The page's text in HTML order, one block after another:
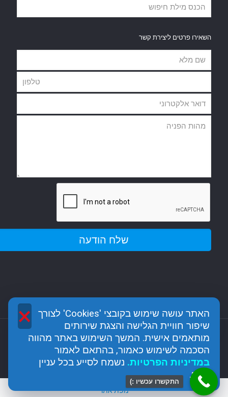
השאירו פרטים ליצירת קשר
כל הזכויות שמורות לגן האבן - מודיעין כפר רות @2017
מנוהל ומקודם על ידי חברה לשיווק דיגיטלי seo analytic
מפת אתר
האתר עושה שימוש בקובצי 'Cookies' לצורך
שיפור חוויית הגלישה והצגת שירותים
מותאמים אישית. המשך השימוש באתר מהווה
הסכמה לשימוש כאמור, בהתאם לאמור
במדיניות הפרטיות. נשמח לסייע בכל עניין
נוסף.
×
התקשרו עכשיו :)